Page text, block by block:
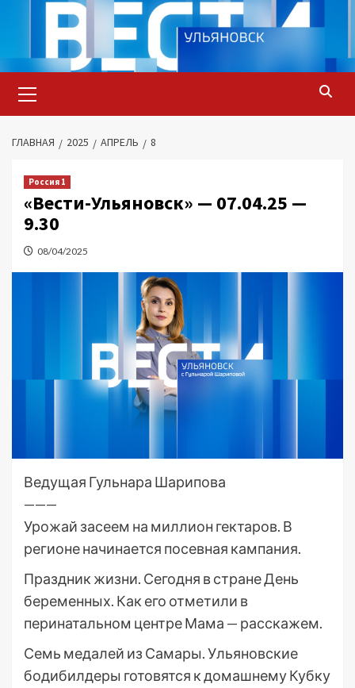
содержимому
меню
ГЛАВНАЯ 2025 АПРЕЛЬ 8
Россия 1
«Вести-Ульяновск» — 07.04.25 —
9.30
08/04/2025
Ведущая Гульнара Шарипова
———
Урожай засеем на миллион гектаров. В
регионе начинается посевная кампания.
Праздник жизни. Сегодня в стране День
беременных. Как его отметили в
перинатальном центре Мама — расскажем.
Семь медалей из Самары. Ульяновские
бодибилдеры готовятся к домашнему Кубку